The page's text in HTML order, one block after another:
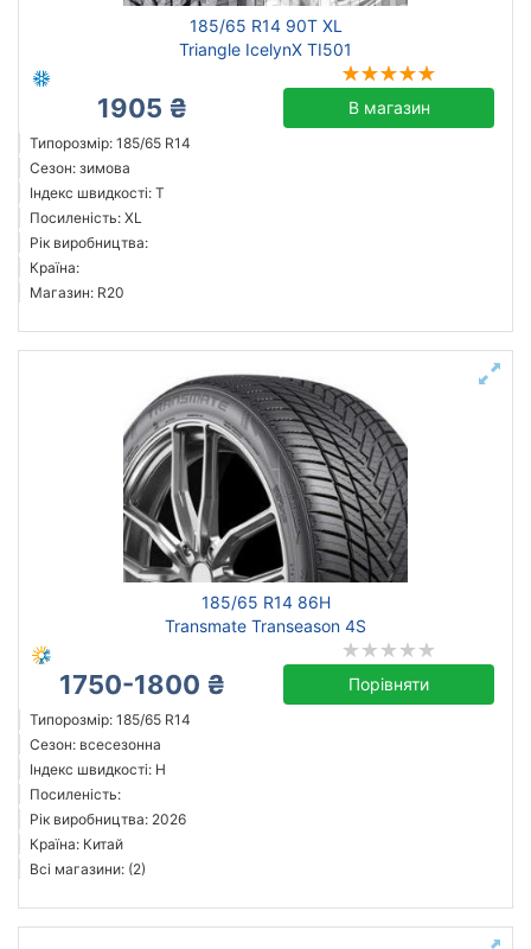
185/65 R14 90T XL
Triangle IcelynX TI501
1905 ₴ В магазин
Типорозмір: 185/65 R14
Сезон: зимова
Індекс швидкості: T
Посиленість: XL
Рік виробництва:
Країна:
Магазин: R20
185/65 R14 86H
Transmate Transeason 4S
1750-1800 ₴ Порівняти
Типорозмір: 185/65 R14
Сезон: всесезонна
Індекс швидкості: H
Посиленість:
Рік виробництва: 2026
Країна: Китай
Всі магазини: (2)